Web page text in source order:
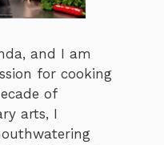
and I am
for cooking
of
arts, I